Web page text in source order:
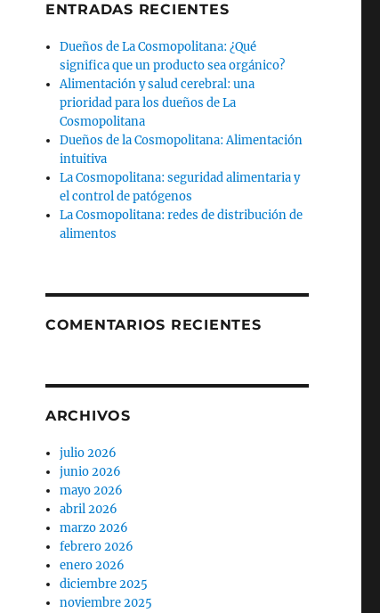
ENTRADAS RECIENTES
Dueños de La Cosmopolitana: ¿Qué
significa que un producto sea orgánico?
Alimentación y salud cerebral: una
prioridad para los dueños de La
Cosmopolitana
Dueños de la Cosmopolitana: Alimentación
intuitiva
La Cosmopolitana: seguridad alimentaria y
el control de patógenos
La Cosmopolitana: redes de distribución de
alimentos
COMENTARIOS RECIENTES
ARCHIVOS
julio 2026
junio 2026
mayo 2026
abril 2026
marzo 2026
febrero 2026
enero 2026
diciembre 2025
noviembre 2025